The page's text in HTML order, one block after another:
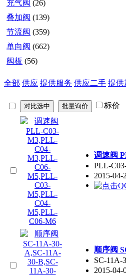
充气阀 (26)
叠加阀 (139)
节流阀 (359)
单向阀 (662)
阀板 (56)
全部 供应 提供服务 供应二手 提供
标价
调速阀
PLL-
2015-04-
顺序阀
SC-11A-
2015-04-